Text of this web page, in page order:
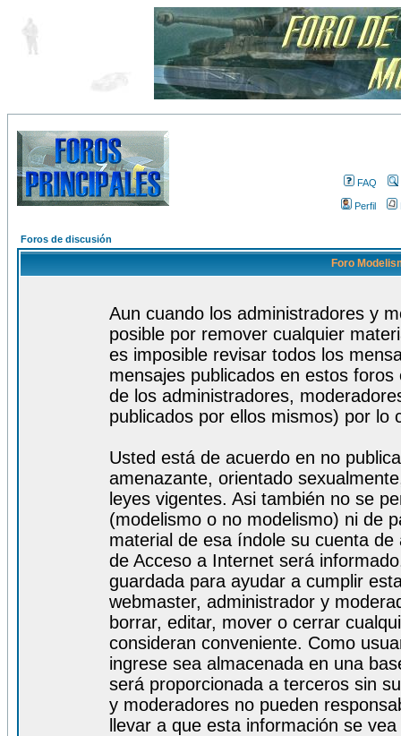
FAQ
Perfil
Foros de discusión
Foro
Aun cuando los administradores y
posible por remover cualquier
es imposible revisar todos los
mensajes publicados en estos
de los administradores,
publicados por ellos mismos) por lo
Usted está de acuerdo en no
amenazante, orientado
leyes vigentes. Asi también no se
(modelismo o no modelismo) ni de
material de esa índole su cuenta
de Acceso a Internet será
guardada para ayudar a cumplir
webmaster, administrador y
borrar, editar, mover o cerrar
consideran conveniente. Como
ingrese sea almacenada en una
será proporcionada a terceros sin
y moderadores no pueden
llevar a que esta información se